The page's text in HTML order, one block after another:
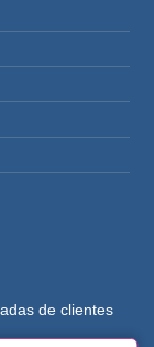
de clientes